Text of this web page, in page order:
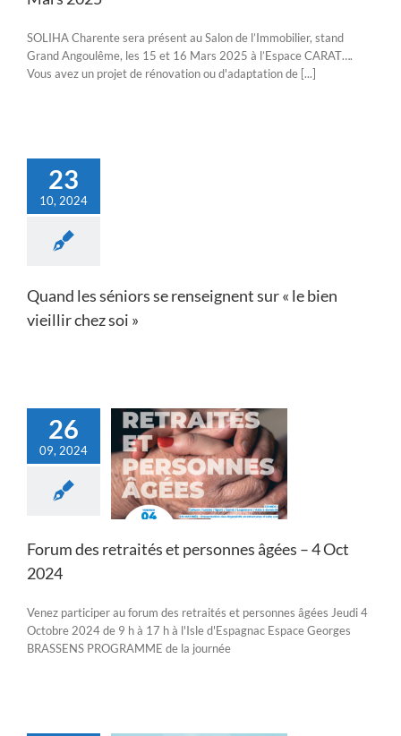
SOLIHA Charente sera présent au Salon de l’Immobilier, stand
Grand Angoulême, les 15 et 16 Mars 2025 à l’Espace CARAT….
Vous avez un projet de rénovation ou d'adaptation de [...]
23
10, 2024
Quand les séniors se renseignent sur « le bien
vieillir chez soi »
26
09, 2024
retraités et
Forum des retraités et personnes âgées – 4 Oct
2024
Venez participer au forum des retraités et personnes âgées Jeudi 4
Octobre 2024 de 9 h à 17 h à l'Isle d'Espagnac Espace Georges
BRASSENS PROGRAMME de la journée